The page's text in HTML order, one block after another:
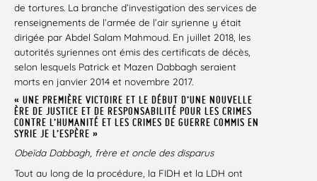
de tortures. La branche d’investigation des services de
renseignements de l’armée de l’air syrienne y était
dirigée par Abdel Salam Mahmoud. En juillet 2018, les
autorités syriennes ont émis des certificats de décès,
selon lesquels Patrick et Mazen Dabbagh seraient
morts en janvier 2014 et novembre 2017.
« UNE PREMIÈRE VICTOIRE ET LE DÉBUT D’UNE NOUVELLE
ÈRE DE JUSTICE ET DE RESPONSABILITÉ POUR LES CRIMES
CONTRE L’HUMANITÉ ET LES CRIMES DE GUERRE COMMIS EN
SYRIE JE L’ESPÈRE »
Obeïda Dabbagh, frère et oncle des disparus
Tout au long de la procédure, la FIDH et la LDH ont